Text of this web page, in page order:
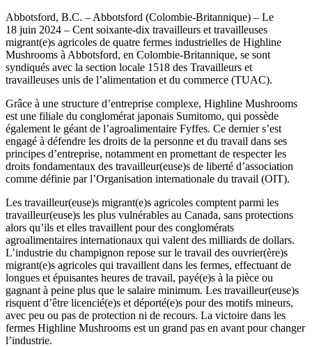
Abbotsford, B.C. – Abbotsford (Colombie-Britannique) – Le
18 juin 2024 – Cent soixante-dix travailleurs et travailleuses
migrant(e)s agricoles de quatre fermes industrielles de Highline
Mushrooms à Abbotsford, en Colombie-Britannique, se sont
syndiqués avec la section locale 1518 des Travailleurs et
travailleuses unis de l’alimentation et du commerce (TUAC).
Grâce à une structure d’entreprise complexe, Highline Mushrooms
est une filiale du conglomérat japonais Sumitomo, qui possède
également le géant de l’agroalimentaire Fyffes. Ce dernier s’est
engagé à défendre les droits de la personne et du travail dans ses
principes d’entreprise, notamment en promettant de respecter les
droits fondamentaux des travailleur(euse)s de liberté d’association
comme définie par l’Organisation internationale du travail (OIT).
Les travailleur(euse)s migrant(e)s agricoles comptent parmi les
travailleur(euse)s les plus vulnérables au Canada, sans protections
alors qu’ils et elles travaillent pour des conglomérats
agroalimentaires internationaux qui valent des milliards de dollars.
L’industrie du champignon repose sur le travail des ouvrier(ère)s
migrant(e)s agricoles qui travaillent dans les fermes, effectuant de
longues et épuisantes heures de travail, payé(e)s à la pièce ou
gagnant à peine plus que le salaire minimum. Les travailleur(euse)s
risquent d’être licencié(e)s et déporté(e)s pour des motifs mineurs,
avec peu ou pas de protection ni de recours. La victoire dans les
fermes Highline Mushrooms est un grand pas en avant pour changer
l’industrie.